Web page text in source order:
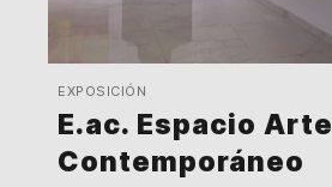
EXPOSICIÓN
E.ac. Espacio Arte
Contemporáneo